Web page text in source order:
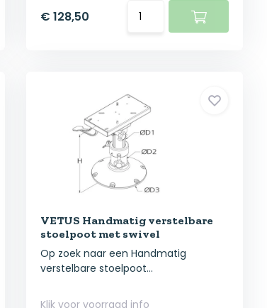
€ 128,50
VETUS Handmatig verstelbare
stoelpoot met swivel
Op zoek naar een Handmatig
verstelbare stoelpoot...
Klik voor voorraad info